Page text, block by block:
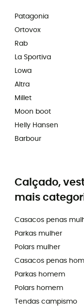
Patagonia
Ortovox
Rab
La Sportiva
Lowa
Altra
Millet
Moon boot
Helly Hansen
Barbour
Calçado,
mais
Casacos penas
Parkas mulher
Polars mulher
Casacos penas
Parkas homem
Polars homem
Tendas campismo